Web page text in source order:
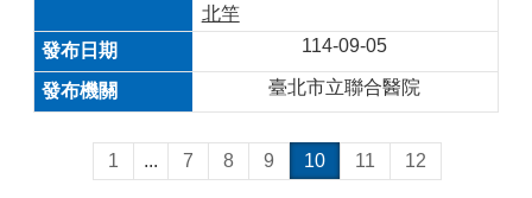
北竿
114-09-05
臺北市立聯合醫院
1 ... 7 8 9 10 11 12